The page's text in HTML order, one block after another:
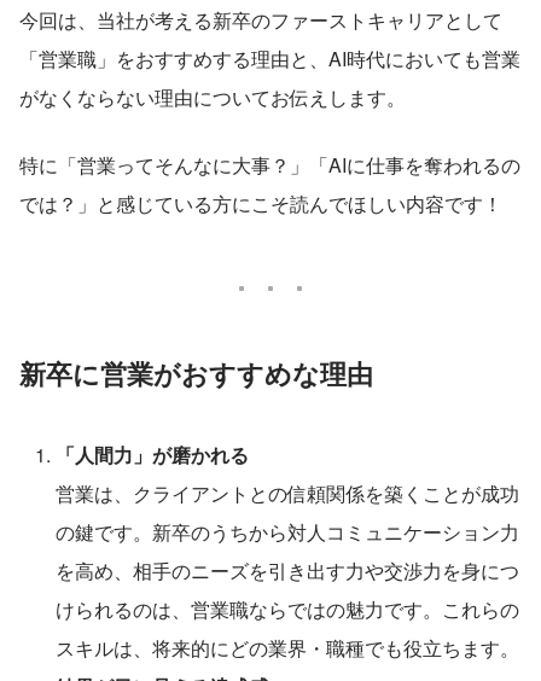
今回は、当社が考える新卒のファーストキャリアとして
「営業職」をおすすめする理由と、AI時代においても営業
がなくならない理由についてお伝えします。
特に「営業ってそんなに大事？」「AIに仕事を奪われるの
では？」と感じている方にこそ読んでほしい内容です！
新卒に営業がおすすめな理由
「人間力」が磨かれる
営業は、クライアントとの信頼関係を築くことが成功
の鍵です。新卒のうちから対人コミュニケーション力
を高め、相手のニーズを引き出す力や交渉力を身につ
けられるのは、営業職ならではの魅力です。これらの
スキルは、将来的にどの業界・職種でも役立ちます。